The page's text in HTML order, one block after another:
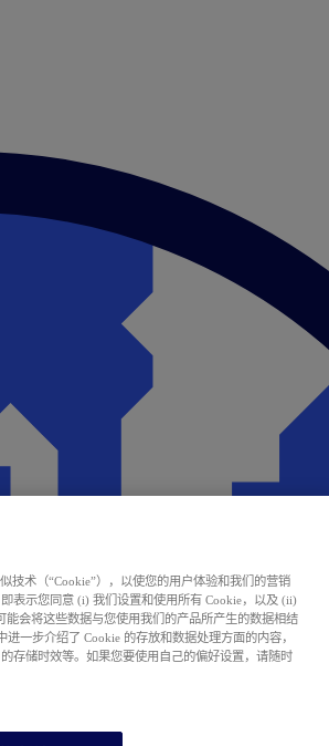
技术（“Cookie”），以使您的用户体验和我们的营销
即表示您同意 (i) 我们设置和使用所有 Cookie，以及 (ii)
会将这些数据与您使用我们的产品所产生的数据相结
进一步介绍了 Cookie 的存放和数据处理方面的内容，
存储时效等。如果您要使用自己的偏好设置，请随时